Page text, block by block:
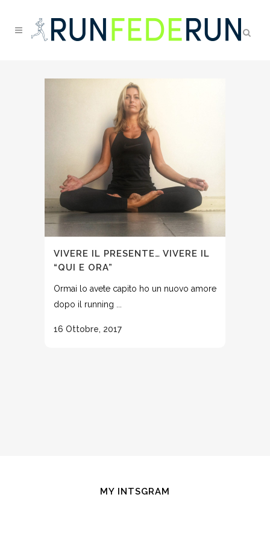
VIVERE IL PRESENTE… VIVERE IL
“QUI E ORA”
Ormai lo avete capito ho un nuovo amore
dopo il running ...
16 Ottobre, 2017
MY INTSGRAM